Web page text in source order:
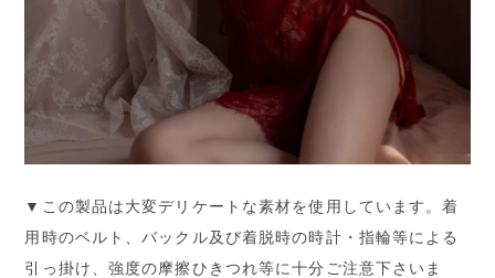
▼この製品は大変デリケートな素材を使用しています。着
用時のベルト、バックル及び着脱時の時計・指輪等による
引っ掛け、強度の摩擦ひきつれ等に十分ご注意下さいま